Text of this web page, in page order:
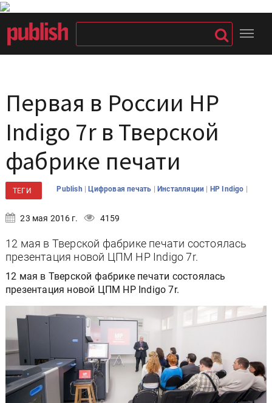
Первая в России HP
Indigo 7r в Тверской
фабрике печати
ТЕГИ Publish |Цифровая печать |Инсталляции | HP Indigo |
23 мая 2016 г. 4159
12 мая в Тверской фабрике печати состоялась
презентация новой ЦПМ HP Indigo 7r.
12 мая в Тверской фабрике печати состоялась
презентация новой ЦПМ HP Indigo 7r.